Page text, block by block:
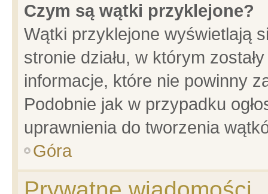
Czym są wątki przyklejone?
Wątki przyklejone wyświetlają
stronie działu, w którym
informacje, które nie powinny
Podobnie jak w przypadku
uprawnienia do tworzenia
Góra